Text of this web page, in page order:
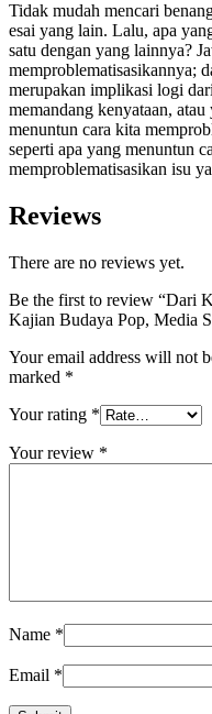
Tidak mudah mencari
esai yang lain. Lalu, apa
satu dengan yang lainnya?
memproblematisasikannya;
merupakan implikasi logi
memandang kenyataan,
menuntun cara kita
seperti apa yang menuntun
memproblematisasikan isu
Reviews
There are no reviews yet.
Be the first to review “Dari
Kajian Budaya Pop, Media
Your email address will not
marked *
Your rating *
Your review *
Name *
Email *